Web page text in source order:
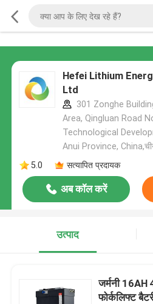
Hefei Lithium
Ltd
301 Zonghe
Area, Qingluan Road
Technological
Anui Province,
5.0
सत्यापित प्रदायक
अब कॉल करें
उत्पाद
जर्मनी 16AH
फोर्कलिफ्ट